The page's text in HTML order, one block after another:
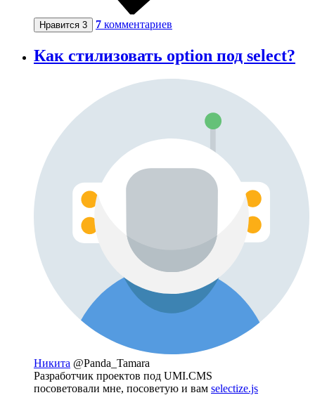
Нравится 3 7 комментариев
Как стилизовать option под select?
Никита @Panda_Tamara
Разработчик проектов под UMI.CMS
посоветовали мне, посоветую и вам selectize.js